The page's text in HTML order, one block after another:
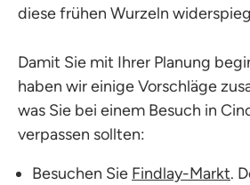
diese frühen Wurzeln
Damit Sie mit Ihrer Planung
haben wir einige Vorschläge
was Sie bei einem Besuch in
verpassen sollten:
Besuchen Sie Findlay-Markt.